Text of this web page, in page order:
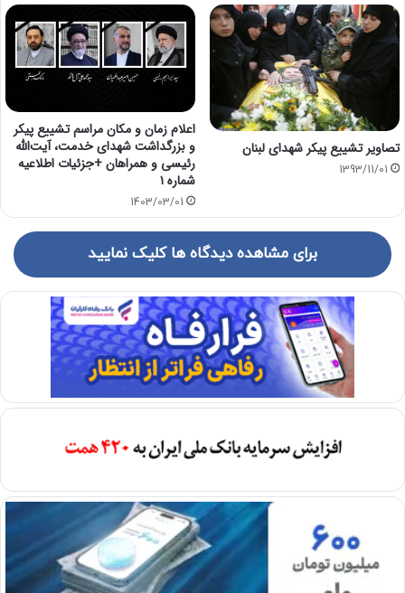
تصاویر تشییع پیکر شهدای لبنان
1393/11/01
اعلام زمان و مکان مراسم تشییع پیکر
و بزرگداشت شهدای خدمت، آیت‌الله
رئیسی و همراهان +جزئیات اطلاعیه
شماره ۱
1403/03/01
برای مشاهده دیدگاه ها کلیک نمایید